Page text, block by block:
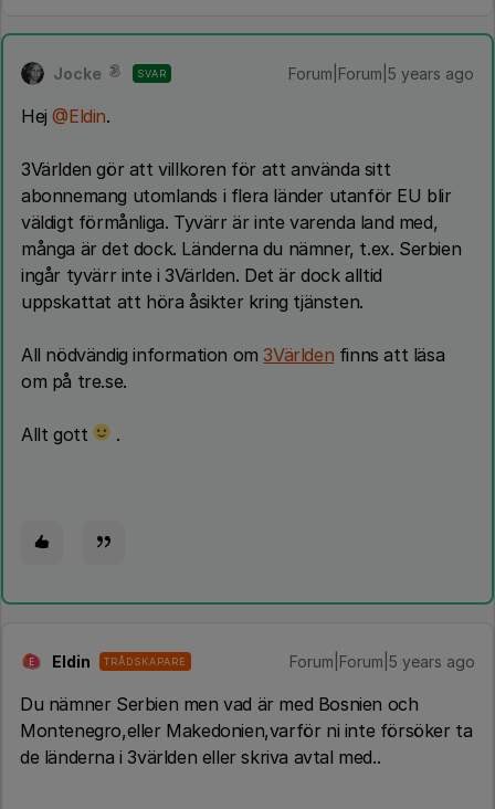
Jocke SVAR Forum|Forum|5 years ago
Hej@Eldin.
3Världen gör att villkoren för att använda sitt
abonnemang utomlands i flera länder utanför EU blir
väldigt förmånliga. Tyvärr är inte varenda land med,
många är det dock. Länderna du nämner, t.ex. Serbien
ingår tyvärr inte i 3Världen. Det är dock alltid
uppskattat att höra åsikter kring tjänsten.
All nödvändig information om 3Världen finns att läsa
om på tre.se.
Allt gott .
E Eldin TRÅDSKAPARE Forum|Forum|5 years ago
Du nämner Serbien men vad är med Bosnien och
Montenegro,eller Makedonien,varför ni inte försöker ta
de länderna i 3världen eller skriva avtal med..